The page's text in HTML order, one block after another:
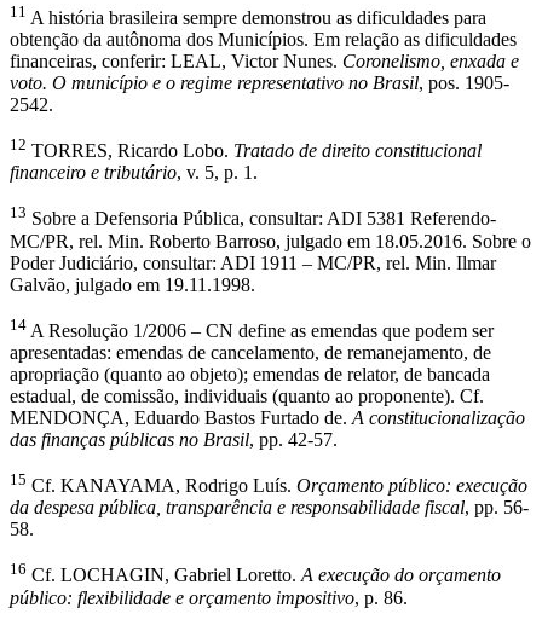
11 A história brasileira sempre demonstrou as dificuldades para
obtenção da autônoma dos Municípios. Em relação as dificuldades
financeiras, conferir: LEAL, Victor Nunes. Coronelismo, enxada e
voto. O município e o regime representativo no Brasil, pos. 1905-
2542.
12 TORRES, Ricardo Lobo. Tratado de direito constitucional
financeiro e tributário, v. 5, p. 1.
13 Sobre a Defensoria Pública, consultar: ADI 5381 Referendo-
MC/PR, rel. Min. Roberto Barroso, julgado em 18.05.2016. Sobre o
Poder Judiciário, consultar: ADI 1911 – MC/PR, rel. Min. Ilmar
Galvão, julgado em 19.11.1998.
14 A Resolução 1/2006 – CN define as emendas que podem ser
apresentadas: emendas de cancelamento, de remanejamento, de
apropriação (quanto ao objeto); emendas de relator, de bancada
estadual, de comissão, individuais (quanto ao proponente). Cf.
MENDONÇA, Eduardo Bastos Furtado de. A constitucionalização
das finanças públicas no Brasil, pp. 42-57.
15 Cf. KANAYAMA, Rodrigo Luís. Orçamento público: execução
da despesa pública, transparência e responsabilidade fiscal, pp. 56-
58.
16 Cf. LOCHAGIN, Gabriel Loretto.A execução do orçamento
público: flexibilidade e orçamento impositivo, p. 86.